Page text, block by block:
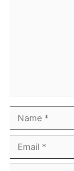
Name
Email